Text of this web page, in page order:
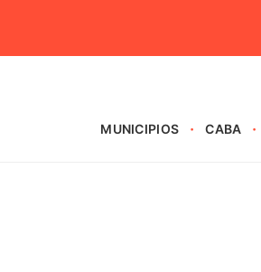
MUNICIPIOS CABA